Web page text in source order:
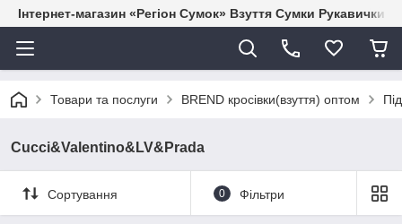
Інтернет-магазин «Регіон Сумок» Взуття Сумки Рукавички
Товари та послуги BREND кросівки(взуття) оптом
Cucci&Valentino&LV&Prada
Сортування 0 Фільтри